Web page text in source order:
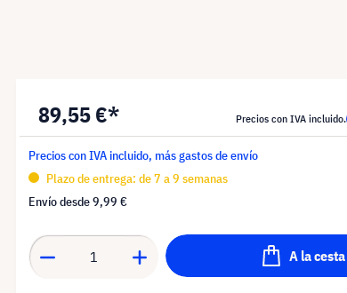
89,55 €* Precios con IVA incluido.
Precios con IVA incluido, más gastos de envío
Plazo de entrega: de 7 a 9 semanas
Envío desde9,99 €
A la cesta